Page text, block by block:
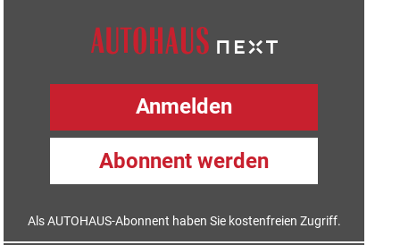
Anmelden
Abonnent werden
Als AUTOHAUS-Abonnent haben Sie kostenfreien Zugriff.